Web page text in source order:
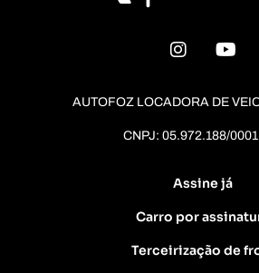
AUTOFOZ LOCADORA DE
CNPJ: 05.972.188/
Assine já
Carro por
Terceirização de